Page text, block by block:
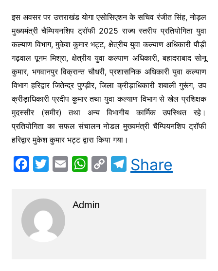
इस अवसर पर उत्तराखंड योगा एसोसिएशन के सचिव रंजीत सिंह, नोड़ल
मुख्यमंत्री चैम्पियनशिप ट्राॅफी 2025 राज्य स्तरीय प्रतियोगिता युवा
कल्याण विभाग, मुकेश कुमार भट्ट, क्षेत्रीय युवा कल्याण अधिकारी पौड़ी
गढ़वाल पूनम मिश्रा, क्षेत्रीय युवा कल्याण अधिकारी, बहादराबाद सोनू
कुमार, भगवानपुर विक्रान्त चौधरी, प्रशासनिक अधिकारी युवा कल्याण
विभाग हरिद्वार जितेन्द्र पुण्ड़ीर, जिला क्रीड़ाधिकारी शबाली गुरूंग, उप
क्रीड़ाधिकारी प्रदीप कुमार तथा युवा कल्याण विभाग से खेल प्रशिक्षक
मुदस्सीर (समीर) तथा अन्य विभागीय कार्मिक उपस्थित रहे।
प्रतियोगिता का सफल संचालन नोडल मुख्यमंत्री चैम्पियनशिप ट्राॅफी
हरिद्वार मुकेश कुमार भट्ट द्वारा किया गया।
F
c
e
b
o
T
itt
er
E W
s
C T
el
Share
Admin